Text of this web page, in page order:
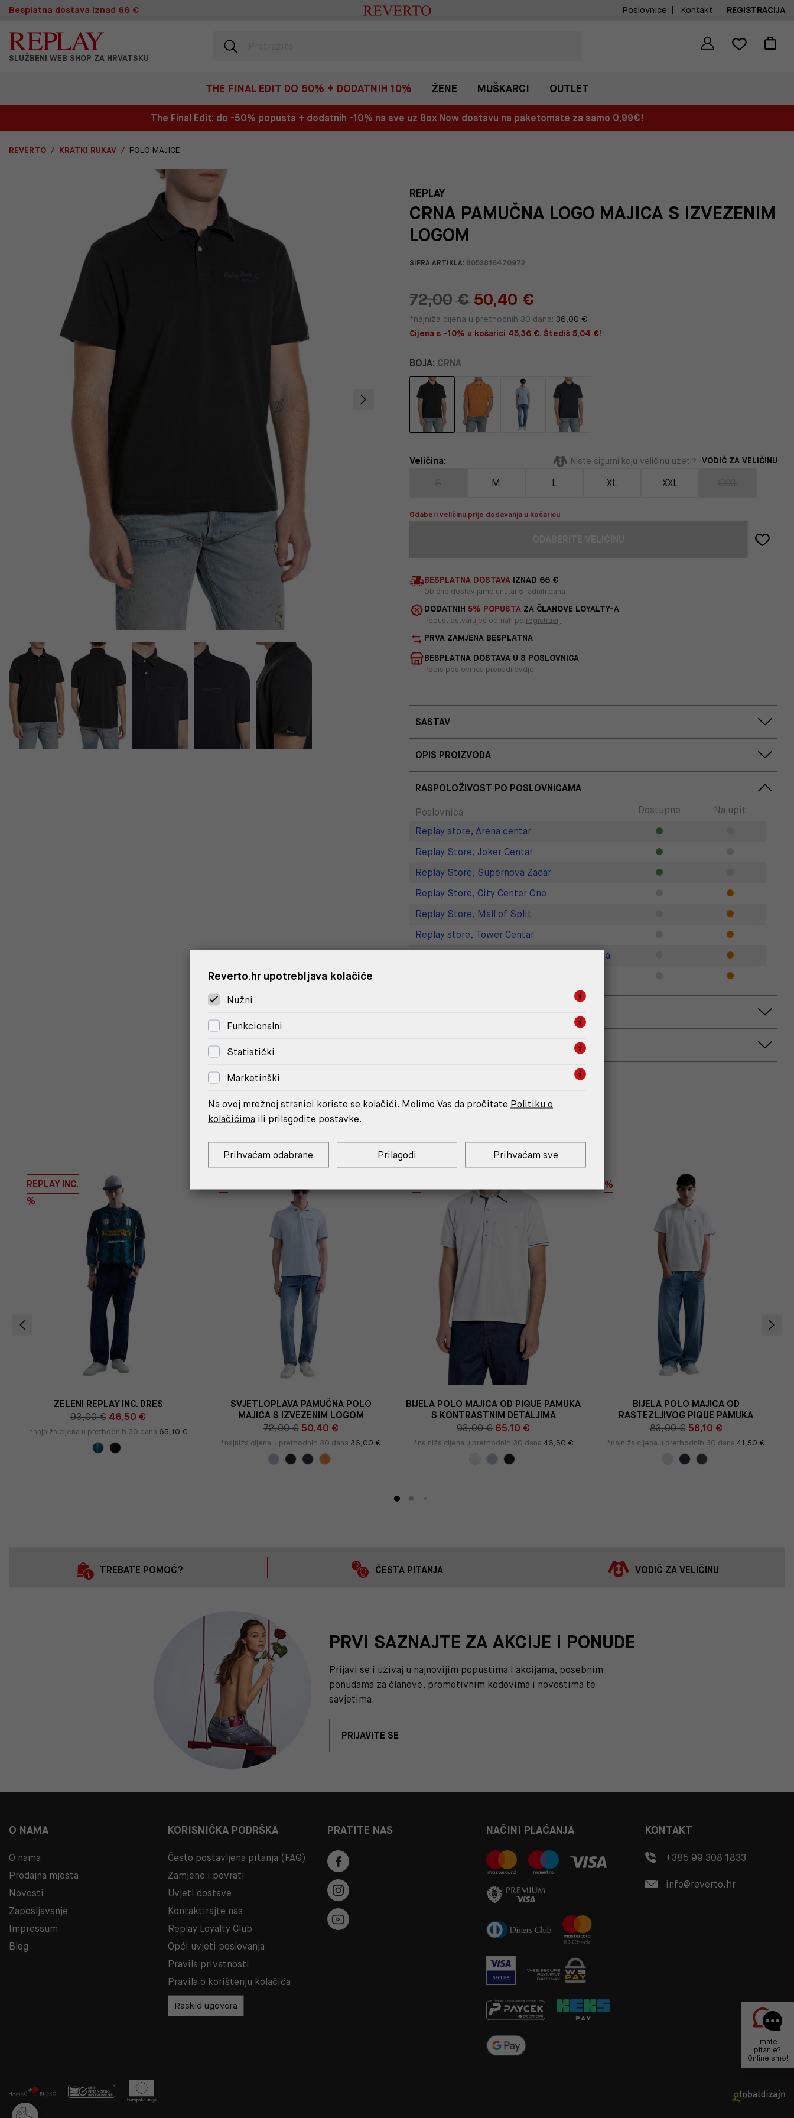
Besplatna dostava iznad 66 € Poslovnice Kontakt REGISTRACIJA
SLUŽBENI WEB SHOP ZA HRVATSKU
THE FINAL EDIT DO 50% + DODATNIH 10% ŽENE MUŠKARCI OUTLET
The Final Edit: do -50% popusta + dodatnih -10% na sve uz Box Now dostavu na paketomate za samo 0,99€!
REVERTO KRATKI RUKAV POLO MAJICE
REPLAY
CRNA PAMUČNA LOGO MAJICA S IZVEZENIM
LOGOM
ŠIFRA ARTIKLA:8053816470972
72,00 € 50,40 €
*najniža cijena u prethodnih 30 dana: 36,00 €
Cijena s -10% u košarici 45,36 €. Štediš 5,04 €!
BOJA: CRNA
Veličina: Niste sigurni koju veličinu uzeti? VODIČ ZA VELIČINU
M L XL XXL
Odaberi veličinu prije dodavanja u košaricu
BESPLATNA DOSTAVAIZNAD 66 €
Obično dostavljamo unutar 5 radnih dana
DODATNIH 5% POPUSTAZA ČLANOVE LOYALTY-A
Popust ostvaruješ odmah po registraciji
PRVA ZAMJENA BESPLATNA
BESPLATNA DOSTAVA U 8 POSLOVNICA
Popis poslovnica pronađi ovdje
SASTAV
OPIS PROIZVODA
RASPOLOŽIVOST PO POSLOVNICAMA
Poslovnica
Dostupno
Na upit
Replay store, Arena centar
Replay Store, Joker Centar
Replay Store, Supernova Zadar
Replay Store, City Center One
Replay Store, Mall of Split
Replay store, Tower Centar
Replay Outlet Store, Designer Outlet Croatia
MOŽDA ĆE TI SE SVIDJETI
REPLAY INC.
%
ZELENI REPLAY INC. DRES
93,00 € 46,50 €
*najniža cijena u prethodnih 30 dana 65,10 €
SVJETLOPLAVA PAMUČNA POLO
MAJICA S IZVEZENIM LOGOM
72,00 € 50,40 €
*najniža cijena u prethodnih 30 dana 36,00 €
BIJELA POLO MAJICA OD PIQUE PAMUKA
S KONTRASTNIM DETALJIMA
93,00 € 65,10 €
*najniža cijena u prethodnih 30 dana 46,50 €
%
BIJELA POLO MAJICA OD
RASTEZLJIVOG PIQUE PAMUKA
83,00 € 58,10 €
*najniža cijena u prethodnih 30 dana 41,50 €
TREBATE POMOĆ? ČESTA PITANJA VODIČ ZA VELIČINU
PRVI SAZNAJTE ZA AKCIJE I PONUDE
Prijavi se i uživaj u najnovijim popustima i akcijama, posebnim
ponudama za članove, promotivnim kodovima i novostima te
savjetima.
PRIJAVITE SE
O NAMA
O nama
Prodajna mjesta
Novosti
Zapošljavanje
Impressum
Blog
KORISNIČKA PODRŠKA
Često postavljena pitanja (FAQ)
Zamjene i povrati
Uvjeti dostave
Kontaktirajte nas
Replay Loyalty Club
Opći uvjeti poslovanja
Pravila privatnosti
Pravila o korištenju kolačića
Raskid ugovora
PRATITE NAS NAČINI PLAĆANJA KONTAKT
+385 99 308 1833
info@reverto.hr
Imate
pitanje?
Online smo!
Reverto.hr upotrebljava kolačiće
Nužni
Funkcionalni
Statistički
Marketinški
Na ovoj mrežnoj stranici koriste se kolačići. Molimo Vas da pročitate Politiku o
kolačićima ili prilagodite postavke.
Prihvaćam odabrane Prilagodi Prihvaćam sve